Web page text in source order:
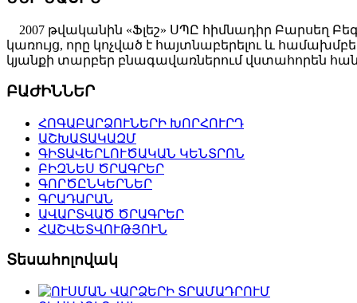
2007 թվականին «Ֆլեշ» ՍՊԸ հիմնադիր Բարսեղ
կառույց, որը կոչված է հայտնաբերելու և
կյանքի տարբեր բնագավառներում վստահորեն
ԲԱԺԻՆՆԵՐ
ՀՈԳԱԲԱՐՁՈՒՆԵՐԻ ԽՈՐՀՈՒՐԴ
ԱՇԽԱՏԱԿԱԶՄ
ԳԻՏԱՎԵՐԼՈՒԾԱԿԱՆ ԿԵՆՏՐՈՆ
ԲԻԶՆԵՍ ԾՐԱԳՐԵՐ
ԳՈՐԾԸՆԿԵՐՆԵՐ
ԳՐԱԴԱՐԱՆ
ԱՎԱՐՏՎԱԾ ԾՐԱԳՐԵՐ
ՀԱՇՎԵՏՎՈՒԹՅՈՒՆ
Տեսահոլովակ